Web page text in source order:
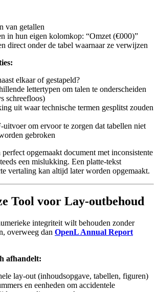
van getallen
in hun eigen kolomkop: “Omzet (€000)”
direct onder de tabel waarnaar ze verwijzen
elkaar of gestapeld?
lettertypen om talen te onderscheiden
schreefloos)
uit waar technische termen gesplitst zouden
uitvoer om ervoor te zorgen dat tabellen niet
gebroken
perfect opgemaakt document met inconsistente
een mislukking. Een platte-tekst
vertaling kan altijd later worden opgemaakt.
Tool voor Lay-outbehoud
integriteit wilt behouden zonder
overweeg dan OpenL Annual Report
afhandelt:
lay-out (inhoudsopgave, tabellen, figuren)
en eenheden om accidentele